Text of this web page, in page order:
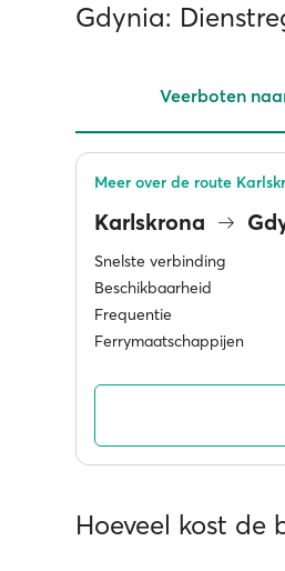
Gdynia:
Veerboten
Karlskrona
Snelste verbinding
Beschikbaarheid
Frequentie
Ferrymaatschappijen
Meer over de route
Hoeveel kost de